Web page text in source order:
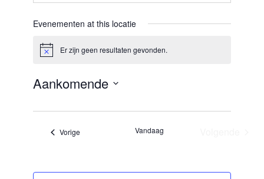
Evenementen at this locatie
BerichtEr zijn geen resultaten gevonden.
Aankomende
een
Vorige Vandaag